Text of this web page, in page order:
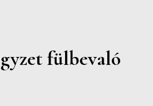
fülbevaló